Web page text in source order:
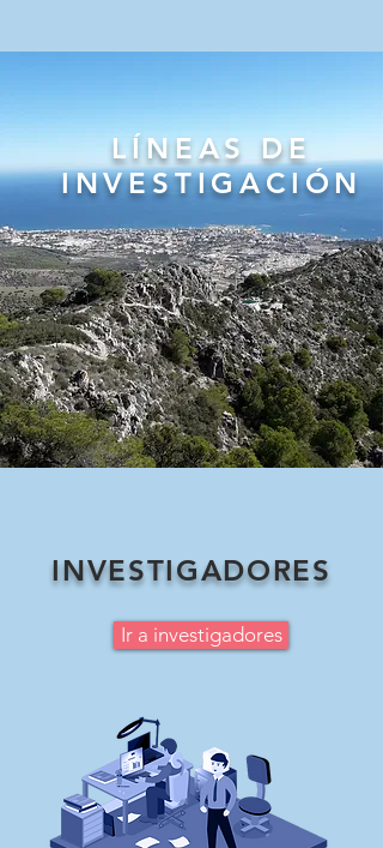
LÍNEAS DE
INVESTIGACIÓN
INVESTIGADORES
Ir a investigadores